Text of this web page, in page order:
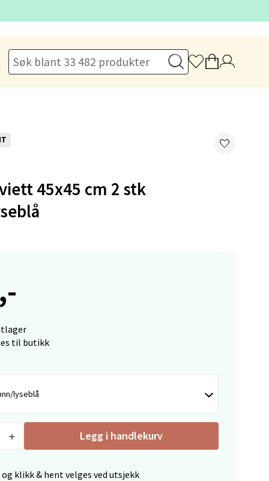
45x45 cm 2 stk
til butikk
lyseblå
Legg i handlekurv
klikk & hent velges ved utsjekk